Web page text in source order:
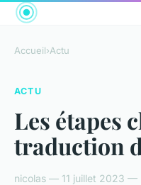
Accueil›Actu
ACTU
Les étapes
traduction
nicolas — 11 juillet 2023 —